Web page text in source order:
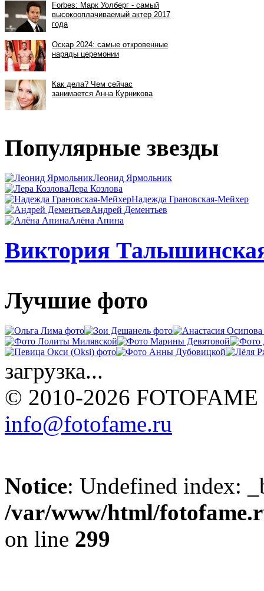
Популярные звезды
Леонид Ярмольник
Лера Козлова
Надежда Грановская-Мейхер
Андрей Дементьев
Алёна Апина
Виктория
Лучшие фото
загрузка...
© 2010-2026 FOTOFAME
info@fotofame.ru
Notice: Undefined index:
/var/www/html/
on line 299